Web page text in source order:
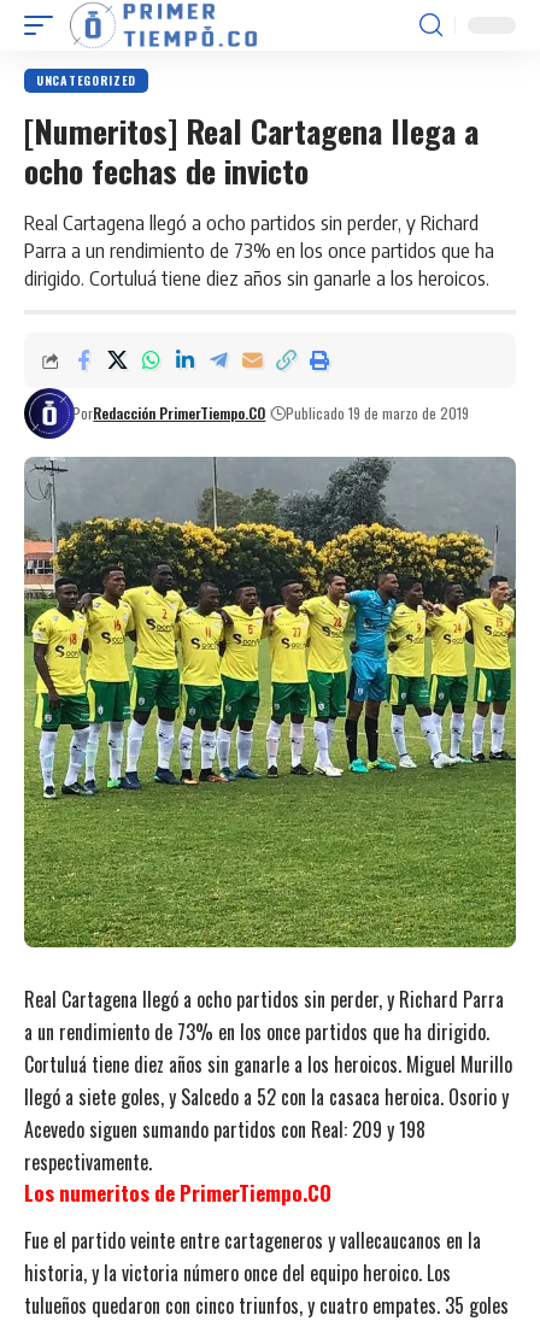
UNCATEGORIZED
[Numeritos] Real Cartagena llega a
ocho fechas de invicto
Real Cartagena llegó a ocho partidos sin perder, y Richard
Parra a un rendimiento de 73% en los once partidos que ha
dirigido. Cortuluá tiene diez años sin ganarle a los heroicos.
PorRedacción PrimerTiempo.CO Publicado 19 de marzo de 2019
Real Cartagena llegó a ocho partidos sin perder, y Richard Parra
a un rendimiento de 73% en los once partidos que ha dirigido.
Cortuluá tiene diez años sin ganarle a los heroicos. Miguel Murillo
llegó a siete goles, y Salcedo a 52 con la casaca heroica. Osorio y
Acevedo siguen sumando partidos con Real: 209 y 198
respectivamente.
Los numeritos de PrimerTiempo.CO
Fue el partido veinte entre cartageneros y vallecaucanos en la
historia, y la victoria número once del equipo heroico. Los
tulueños quedaron con cinco triunfos, y cuatro empates. 35 goles